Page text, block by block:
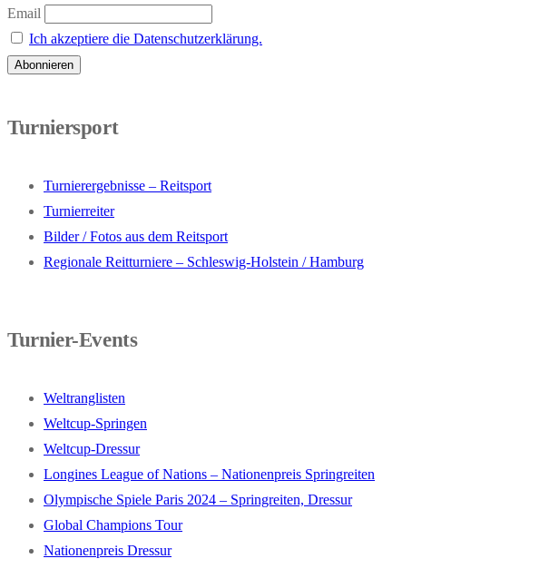
Email
Ich akzeptiere die Datenschutzerklärung.
Turniersport
Turnierergebnisse – Reitsport
Turnierreiter
Bilder / Fotos aus dem Reitsport
Regionale Reitturniere – Schleswig-Holstein / Hamburg
Turnier-Events
Weltranglisten
Weltcup-Springen
Weltcup-Dressur
Longines League of Nations – Nationenpreis Springreiten
Olympische Spiele Paris 2024 – Springreiten, Dressur
Global Champions Tour
Nationenpreis Dressur